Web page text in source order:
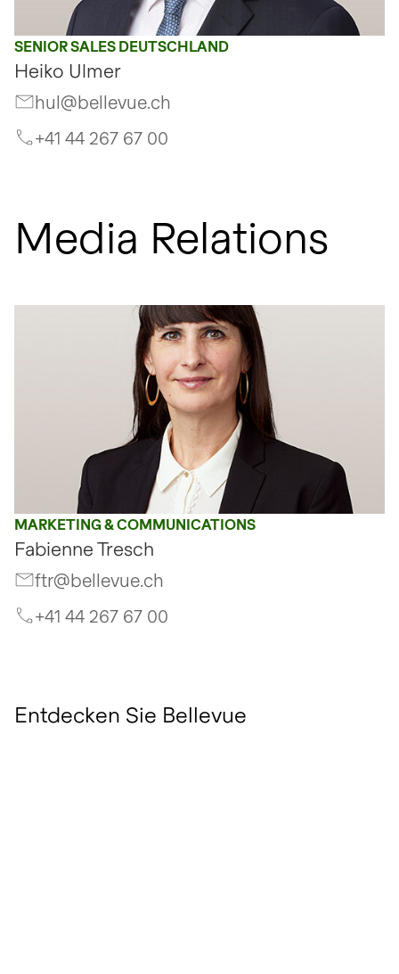
SENIOR SALES DEUTSCHLAND
Heiko Ulmer
hul@bellevue.ch
+41 44 267 67 00
Media Relations
MARKETING & COMMUNICATIONS
Fabienne Tresch
ftr@bellevue.ch
+41 44 267 67 00
Entdecken Sie Bellevue